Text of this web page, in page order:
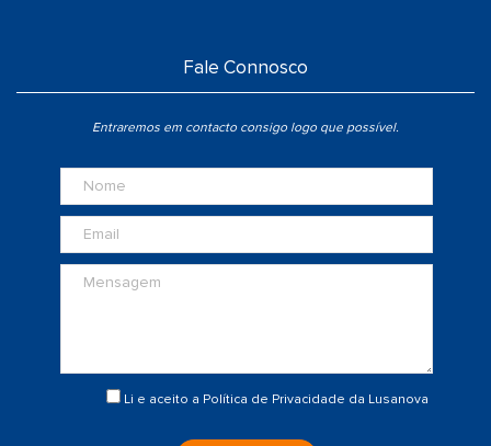
Fale Connosco
Entraremos em contacto consigo logo que possível.
Li e aceito a Política de Privacidade da Lusanova